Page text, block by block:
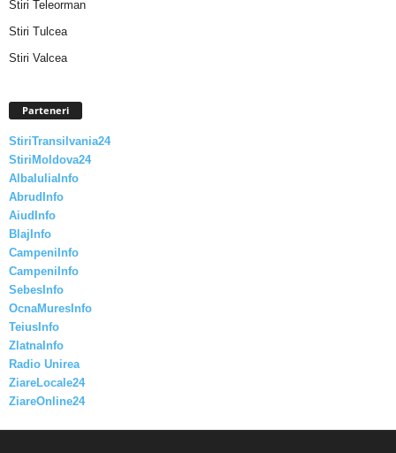
Stiri Teleorman
Stiri Tulcea
Stiri Valcea
Parteneri
StiriTransilvania24
StiriMoldova24
AlbaIuliaInfo
AbrudInfo
AiudInfo
BlajInfo
CampeniInfo
CampeniInfo
SebesInfo
OcnaMuresInfo
TeiusInfo
ZlatnaInfo
Radio Unirea
ZiareLocale24
ZiareOnline24